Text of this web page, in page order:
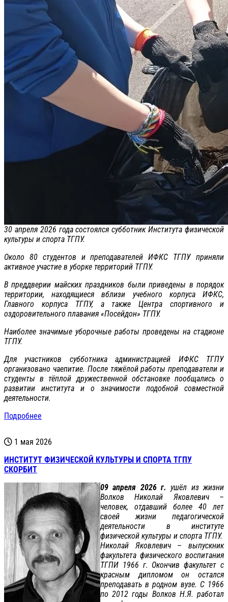
30 апреля 2026 года состоялся субботник Института физической
культуры и спорта ТГПУ.
Около 80 студентов и преподавателей ИФКС ТГПУ приняли
активное участие в уборке территорий ТГПУ.
В преддверии майских праздников были приведены в порядок
территории, находящиеся вблизи учебного корпуса ИФКС,
Главного корпуса ТГПУ, а также Центра спортивного и
оздоровительного плавания «Посейдон» ТГПУ.
Наиболее значимые уборочные работы проведены на стадионе
ТГПУ.
Для участников субботника администрацией ИФКС ТГПУ
организовано чаепитие. После тяжёлой работы преподаватели и
студенты в тёплой дружественной обстановке пообщались о
развитии института и о значимости подобной совместной
деятельности.
Подробнее
1 мая 2026
ИНСТИТУТ ФИЗИЧЕСКОЙ КУЛЬТУРЫ И СПОРТА ТГПУ
СКОРБИТ
09 апреля 2026 г. ушёл из жизни
Волков Николай Яковлевич –
человек, отдавший более 40 лет
своей жизни педагогической
деятельности в институте
физической культуры и спорта ТГПУ.
Николай Яковлевич – выпускник
факультета физического воспитания
ТГПИ 1966 г. Окончив факультет с
красным дипломом он остался
преподавать в родном вузе. С 1966
по 2012 годы Волков Н.Я. работал